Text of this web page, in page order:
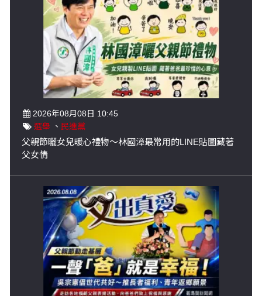
2026年08月08日 10:45
選舉 、 民進黨
父親節曬女兒暖心禮物～林國漳最常用的LINE貼圖藏著
父女情